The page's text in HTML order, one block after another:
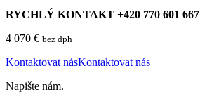
RYCHLÝ KONTAKT +420 770 601 667
4 070 € bez dph
Kontaktovat násKontaktovat nás
Napište nám.